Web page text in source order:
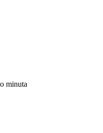
minuta